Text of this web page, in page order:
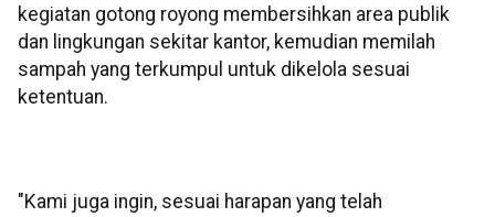
kegiatan gotong royong membersihkan area publik
dan lingkungan sekitar kantor, kemudian memilah
sampah yang terkumpul untuk dikelola sesuai
ketentuan.
"Kami juga ingin, sesuai harapan yang telah